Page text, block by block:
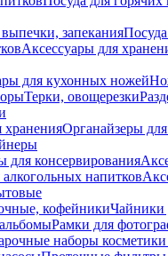
запекания
Аксессуары для
для кухонных ножей
Терки, овощерезки
храненияОрганайзеры
для консервирования
напитков
кофейникиЧайники
Рамки для
наборы косметики